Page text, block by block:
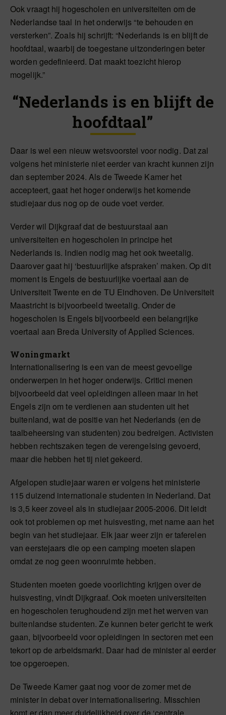
Ook vraagt hij hogescholen en universiteiten om de
Nederlandse taal in het onderwijs “te behouden en
versterken”. Zoals hij schrijft: “Nederlands is en blijft de
hoofdtaal, waarbij de toegestane uitzonderingen beter
worden gedefinieerd. Dat maakt toezicht hierop
mogelijk.”
“Nederlands is en blijft de
hoofdtaal”
Daar is wel een nieuw wetsvoorstel voor nodig. Dat zal
volgens het ministerie niet eerder van kracht kunnen zijn
dan september 2024. Als de Tweede Kamer het
accepteert, gaat het hoger onderwijs het komende
studiejaar dus nog op de oude voet verder.
Verder wil Dijkgraaf dat de bestuurstaal aan
universiteiten en hogescholen in principe het
Nederlands is. Indien nodig mag het ook tweetalig.
Daarover gaat hij ‘bestuurlijke afspraken’ maken. Op dit
moment is Engels de bestuurlijke voertaal aan de
Universiteit Twente en de TU Eindhoven. De Universiteit
Maastricht is bijvoorbeeld tweetalig. Onder de
hogescholen is Engels bijvoorbeeld een belangrijke
voertaal aan Breda University of Applied Sciences.
Woningmarkt
Internationalisering is een van de meest gevoelige
onderwerpen in het hoger onderwijs. Critici menen
bijvoorbeeld dat veel opleidingen alleen maar in het
Engels zijn om te verdienen aan studenten uit het
buitenland, wat de positie van het Nederlands (en de
taalbeheersing van studenten) zou bedreigen. Activisten
hebben rechtszaken tegen de verengelsing gevoerd,
maar die hebben het tij niet gekeerd.
Afgelopen studiejaar waren er volgens het ministerie
115 duizend internationale studenten in Nederland. Dat
is 3,5 keer zoveel als in studiejaar 2005-2006. Dit leidt
ook tot problemen op met huisvesting, met name aan het
begin van het studiejaar. Elk jaar weer zijn er taferelen
van eerstejaars die op een camping moeten slapen
omdat ze nog geen woonruimte hebben.
Studenten moeten goede voorlichting krijgen over de
huisvesting, vindt Dijkgraaf. Ook moeten universiteiten
en hogescholen terughoudend zijn met het werven van
buitenlandse studenten. Ze kunnen beter gericht te werk
gaan, bijvoorbeeld voor opleidingen in sectoren met een
tekort op de arbeidsmarkt. Daar had de minister al eerder
toe opgeroepen.
De Tweede Kamer gaat nog voor de zomer met de
minister in debat over internationalisering. Misschien